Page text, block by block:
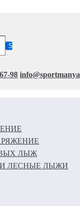
98
ЛЫЖ
ЛЕСНЫЕ ЛЫЖИ